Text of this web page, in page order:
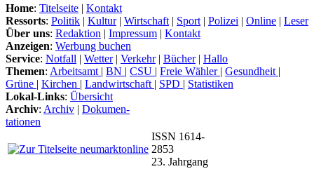
Home: Titelseite | Kontakt
Ressorts: Politik | Kultur| Wirtschaft | Sport | Polizei | Online | Leser
Über uns: Redaktion | Impressum | Kontakt
Anzeigen: Werbung buchen
Service: Notfall | Wetter| Verkehr| Bücher| Hallo
Themen: Arbeitsamt | BN | CSU | Freie Wähler | Gesundheit |
Grüne | Kirchen | Landwirtschaft | SPD | Statistiken
Lokal-Links: Übersicht
Archiv: Archiv | Dokumen-
tationen
ISSN 1614-
2853
23. Jahrgang